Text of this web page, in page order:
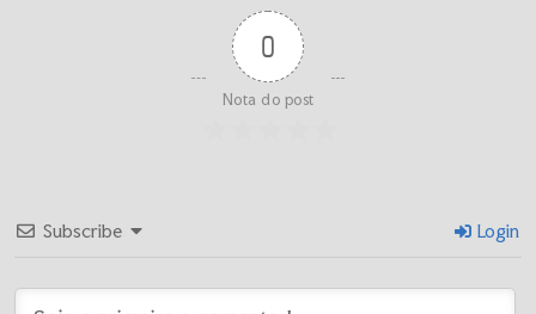
0
Nota do post
Subscribe Login